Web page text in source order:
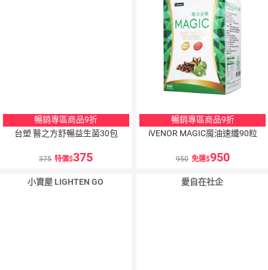
暢銷專區商品9折
台塑 醫之方舒暢益生菌30包
375 特價 375
暢銷專區商品9折
iVENOR MAGIC魔油速纖90粒
950 免運 950
小資屋 LIGHTEN GO 愛自在社企